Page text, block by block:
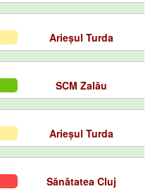
Arieșul Turda
SCM Zalău
Arieșul Turda
Sănătatea Cluj